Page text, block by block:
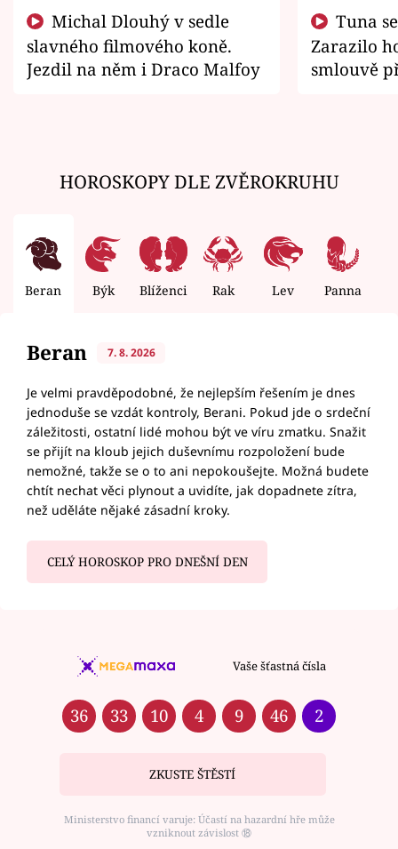
slavného filmového koně.
Jezdil na něm i Draco Malfoy
Zarazilo
smlouvě
HOROSKOPY DLE ZVĚROKRUHU
Beran Býk Blíženci Rak Lev Panna
Beran 7. 8. 2026
Je velmi pravděpodobné, že nejlepším řešením je dnes
jednoduše se vzdát kontroly, Berani. Pokud jde o srdeční
záležitosti, ostatní lidé mohou být ve víru zmatku. Snažit
se přijít na kloub jejich duševnímu rozpoložení bude
nemožné, takže se o to ani nepokoušejte. Možná budete
chtít nechat věci plynout a uvidíte, jak dopadnete zítra,
než uděláte nějaké zásadní kroky.
CELÝ HOROSKOP PRO DNEŠNÍ DEN
Vaše šťastná čísla
36 33 10 4 9 46 2
ZKUSTE ŠTĚSTÍ
Ministerstvo financí varuje: Účastí na hazardní hře může
vzniknout závislost ⑱